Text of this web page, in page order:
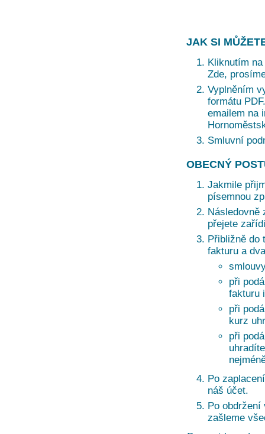
JAK SI
Kliknutím
Zde,
Vyplněním
formátu
emailem na
Smluvní
OBECNÝ
Jakmile
písemnou
Následovně
přejete
Přibližně do
fakturu a
při
fakturu
při
kurz
při
Po
náš účet.
Po obdržení
zašleme